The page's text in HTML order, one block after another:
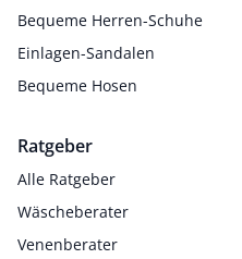
Bequeme Herren-Schuhe
Einlagen-Sandalen
Bequeme Hosen
Ratgeber
Alle Ratgeber
Wäscheberater
Venenberater